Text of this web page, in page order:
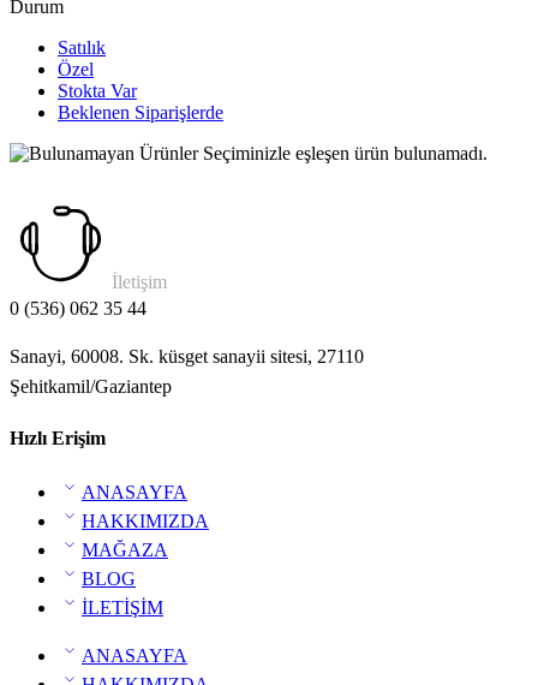
Durum
Satılık
Özel
Stokta Var
Beklenen Siparişlerde
Seçiminizle eşleşen ürün bulunamadı.
İletişim
0 (536) 062 35 44
Sanayi, 60008. Sk. küsget sanayii sitesi, 27110
Şehitkamil/Gaziantep
Hızlı Erişim
ANASAYFA
HAKKIMIZDA
MAĞAZA
BLOG
İLETİŞİM
ANASAYFA